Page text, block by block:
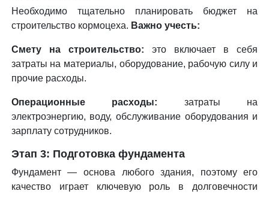
Необходимо тщательно планировать бюджет на
строительство кормоцеха. Важно учесть:
Смету на строительство: это включает в себя
затраты на материалы, оборудование, рабочую силу и
прочие расходы.
Операционные расходы: затраты на
электроэнергию, воду, обслуживание оборудования и
зарплату сотрудников.
Этап 3: Подготовка фундамента
Фундамент — основа любого здания, поэтому его
качество играет ключевую роль в долговечности